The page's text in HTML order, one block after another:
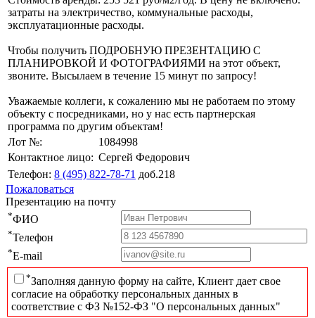
затраты на электричество, коммунальные расходы,
эксплуатационные расходы.
Чтобы получить ПОДРОБНУЮ ПРЕЗЕНТАЦИЮ С
ПЛАНИРОВКОЙ И ФОТОГРАФИЯМИ на этот объект,
звоните. Высылаем в течение 15 минут по запросу!
Уважаемые коллеги, к сожалению мы не работаем по этому
объекту с посредниками, но у нас есть партнерская
программа по другим объектам!
Лот №:
1084998
Контактное лицо: Сергей Федорович
Телефон: 8 (495) 822-78-71 доб.218
Пожаловаться
Презентацию на почту
*ФИО
*Телефон
*E-mail
*Заполняя данную форму на сайте, Клиент дает свое
согласие на обработку персональных данных в
соответствие с ФЗ №152-ФЗ "О персональных данных"